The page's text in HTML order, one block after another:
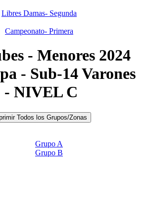
Libres Damas- Segunda
Campeonato- Primera
- Menores 2024
- Sub-14 Varones
- NIVEL C
Todos los Grupos/Zonas
Grupo A
Grupo B